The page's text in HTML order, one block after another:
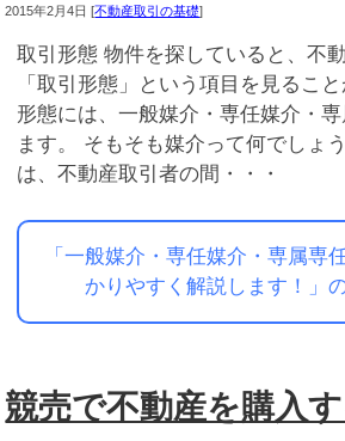
2015年2月4日 [不動産取引の基礎]
取引形態 物件を探していると、不
「取引形態」という項目を見るこ
形態には、一般媒介・専任媒介・
ます。 そもそも媒介って何でしょ
は、不動産取引者の間・・・
「一般媒介・専任媒介・専属専
かりやすく解説します！」
競売で不動産を購入